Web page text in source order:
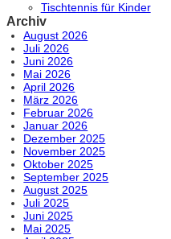
Tischtennis für Kinder
Archiv
August 2026
Juli 2026
Juni 2026
Mai 2026
April 2026
März 2026
Februar 2026
Januar 2026
Dezember 2025
November 2025
Oktober 2025
September 2025
August 2025
Juli 2025
Juni 2025
Mai 2025